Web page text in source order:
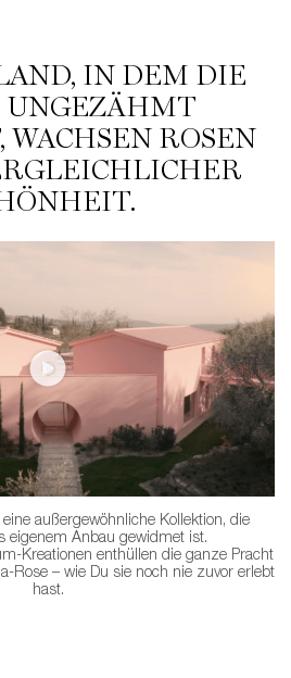
IN DEM DIE
UNGEZÄHMT
WACHSEN ROSEN
außergewöhnliche Kollektion, die
eigenem Anbau gewidmet ist.
Kreationen enthüllen die ganze Pracht
Rose – wie Du sie noch nie zuvor erlebt
hast.